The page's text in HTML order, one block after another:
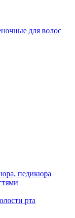
для волос
педикюра
рта